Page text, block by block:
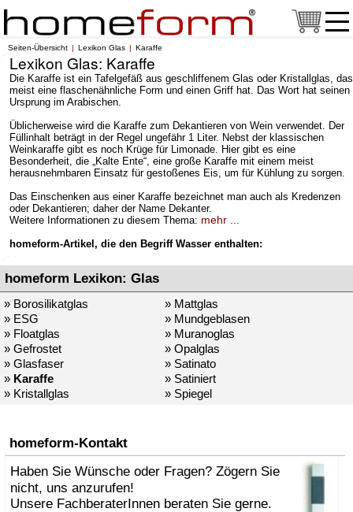
Seiten-Übersicht Lexikon Glas Karaffe
Lexikon Glas: Karaffe
Die Karaffe ist ein Tafelgefäß aus geschliffenem Glas oder Kristallglas, das
meist eine flaschenähnliche Form und einen Griff hat. Das Wort hat seinen
Ursprung im Arabischen.
Üblicherweise wird die Karaffe zum Dekantieren von Wein verwendet. Der
Füllinhalt beträgt in der Regel ungefähr 1 Liter. Nebst der klassischen
Weinkaraffe gibt es noch Krüge für Limonade. Hier gibt es eine
Besonderheit, die „Kalte Ente“, eine große Karaffe mit einem meist
herausnehmbaren Einsatz für gestoßenes Eis, um für Kühlung zu sorgen.
Das Einschenken aus einer Karaffe bezeichnet man auch als Kredenzen
oder Dekantieren; daher der Name Dekanter.
Weitere Informationen zu diesem Thema: mehr ...
homeform-Artikel, die den Begriff Wasser enthalten:
homeform Lexikon: Glas
» Borosilikatglas
» ESG
» Floatglas
» Gefrostet
» Glasfaser
» Karaffe
» Kristallglas
» Mattglas
» Mundgeblasen
» Muranoglas
» Opalglas
» Satinato
» Satiniert
» Spiegel
homeform-Kontakt
Haben Sie Wünsche oder Fragen? Zögern Sie
nicht, uns anzurufen!
Unsere FachberaterInnen beraten Sie gerne.